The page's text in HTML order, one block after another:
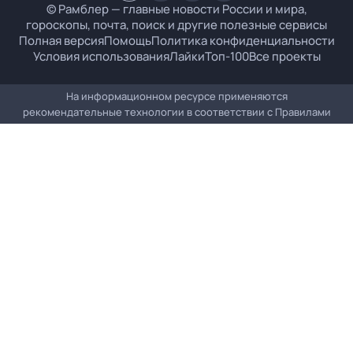
© Рамблер — главные новости России и мира,
гороскопы, почта, поиск и другие полезные сервисы
Полная версияПомощьПолитика конфиденциальности
Условия использованияЛайкиТоп-100Все проекты
На информационном ресурсе применяются
рекомендательные технологии в соответствии с Правилами